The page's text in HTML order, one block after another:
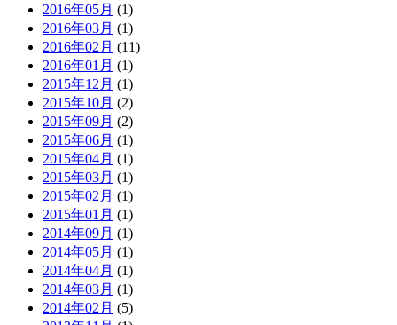
2016年05月 (1)
2016年03月 (1)
2016年02月 (11)
2016年01月 (1)
2015年12月 (1)
2015年10月 (2)
2015年09月 (2)
2015年06月 (1)
2015年04月 (1)
2015年03月 (1)
2015年02月 (1)
2015年01月 (1)
2014年09月 (1)
2014年05月 (1)
2014年04月 (1)
2014年03月 (1)
2014年02月 (5)